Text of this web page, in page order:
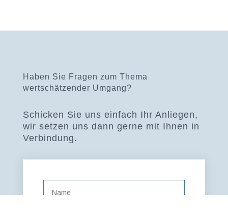
Haben Sie Fragen zum Thema
wertschätzender Umgang?
Schicken Sie uns einfach Ihr Anliegen,
wir setzen uns dann gerne mit Ihnen in
Verbindung.